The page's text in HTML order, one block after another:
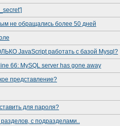
не обращались более 50 дней
JavaScript работать с базой Mysql?
66: MySQL server has gone away
представление?
для пароля?
с подразделами..